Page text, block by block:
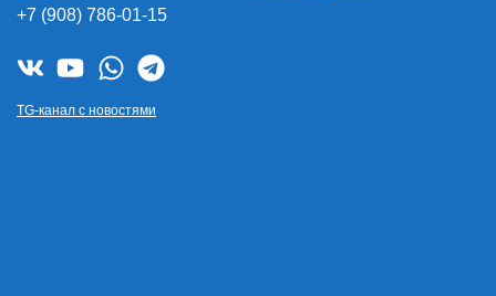
+7 (908) 786-01-15
TG-канал с новостями